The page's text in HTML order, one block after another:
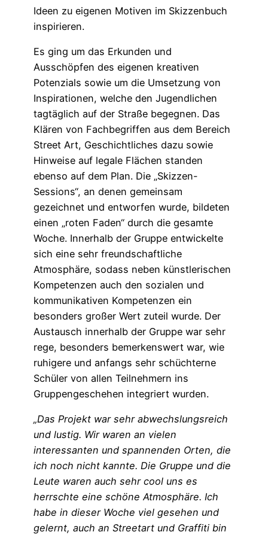
Ideen zu eigenen Motiven im Skizzenbuch
inspirieren.
Es ging um das Erkunden und
Ausschöpfen des eigenen kreativen
Potenzials sowie um die Umsetzung von
Inspirationen, welche den Jugendlichen
tagtäglich auf der Straße begegnen. Das
Klären von Fachbegriffen aus dem Bereich
Street Art, Geschichtliches dazu sowie
Hinweise auf legale Flächen standen
ebenso auf dem Plan. Die „Skizzen-
Sessions“, an denen gemeinsam
gezeichnet und entworfen wurde, bildeten
einen „roten Faden“ durch die gesamte
Woche. Innerhalb der Gruppe entwickelte
sich eine sehr freundschaftliche
Atmosphäre, sodass neben künstlerischen
Kompetenzen auch den sozialen und
kommunikativen Kompetenzen ein
besonders großer Wert zuteil wurde. Der
Austausch innerhalb der Gruppe war sehr
rege, besonders bemerkenswert war, wie
ruhigere und anfangs sehr schüchterne
Schüler von allen Teilnehmern ins
Gruppengeschehen integriert wurden.
„Das Projekt war sehr abwechslungsreich
und lustig. Wir waren an vielen
interessanten und spannenden Orten, die
ich noch nicht kannte. Die Gruppe und die
Leute waren auch sehr cool uns es
herrschte eine schöne Atmosphäre. Ich
habe in dieser Woche viel gesehen und
gelernt, auch an Streetart und Graffiti bin